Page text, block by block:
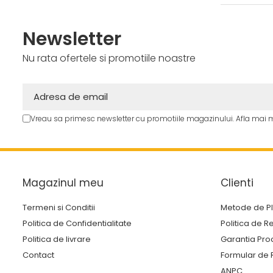
Mori electrice
Accesorii mori electrice
Zdrobitoare struguri, fructe
Motoare
Motoare pe benzina
Generatoare
Pachete
Newsletter
Nu rata ofertele si promotiile noastre
Vreau sa primesc newsletter cu promotiile magazinului. Afla mai
Magazinul meu
Termeni si Conditii
Politica de Confidentialitate
Politica de livrare
Contact
Clienti
Metode de
Politica de
Garantia
Formular de